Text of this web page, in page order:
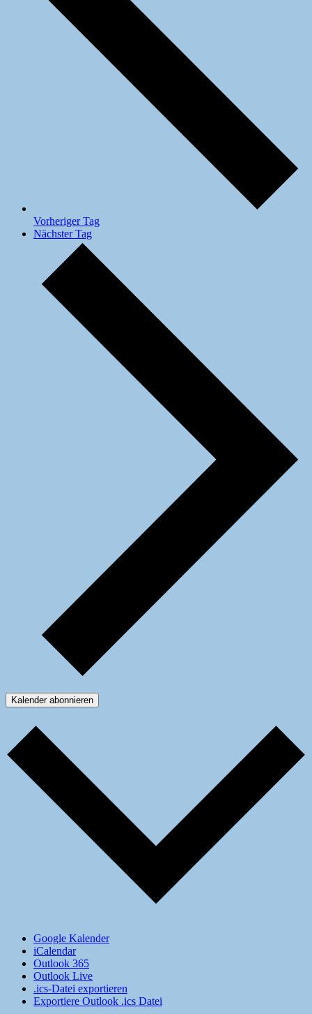
Vorheriger Tag
Nächster Tag
Kalender abonnieren
Google Kalender
iCalendar
Outlook 365
Outlook Live
.ics-Datei exportieren
Exportiere Outlook .ics Datei